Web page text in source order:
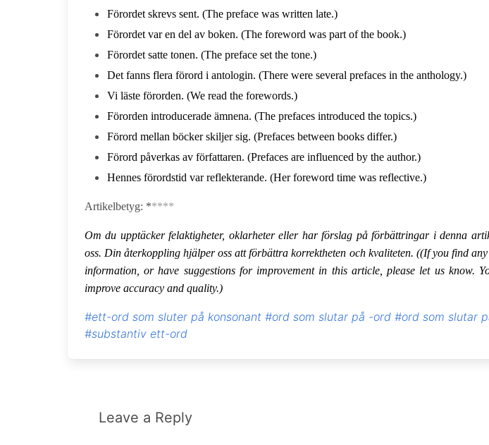
Förordet skrevs sent. (The preface was written late.)
Förordet var en del av boken. (The foreword was part of the book.)
Förordet satte tonen. (The preface set the tone.)
Det fanns flera förord i antologin. (There were several prefaces in the anthology.)
Vi läste förorden. (We read the forewords.)
Förorden introducerade ämnena. (The prefaces introduced the topics.)
Förord mellan böcker skiljer sig. (Prefaces between books differ.)
Förord påverkas av författaren. (Prefaces are influenced by the author.)
Hennes förordstid var reflekterande. (Her foreword time was reflective.)
Artikelbetyg: *****
Om du upptäcker felaktigheter, oklarheter eller har förslag på förbättringar i denna
oss. Din återkoppling hjälper oss att förbättra korrektheten och kvaliteten. ((If you find
information, or have suggestions for improvement in this article, please let us know.
improve accuracy and quality.)
#ett-ord som sluter på konsonant #ord som slutar på -ord #ord som slutar
#substantiv ett-ord
Leave a Reply